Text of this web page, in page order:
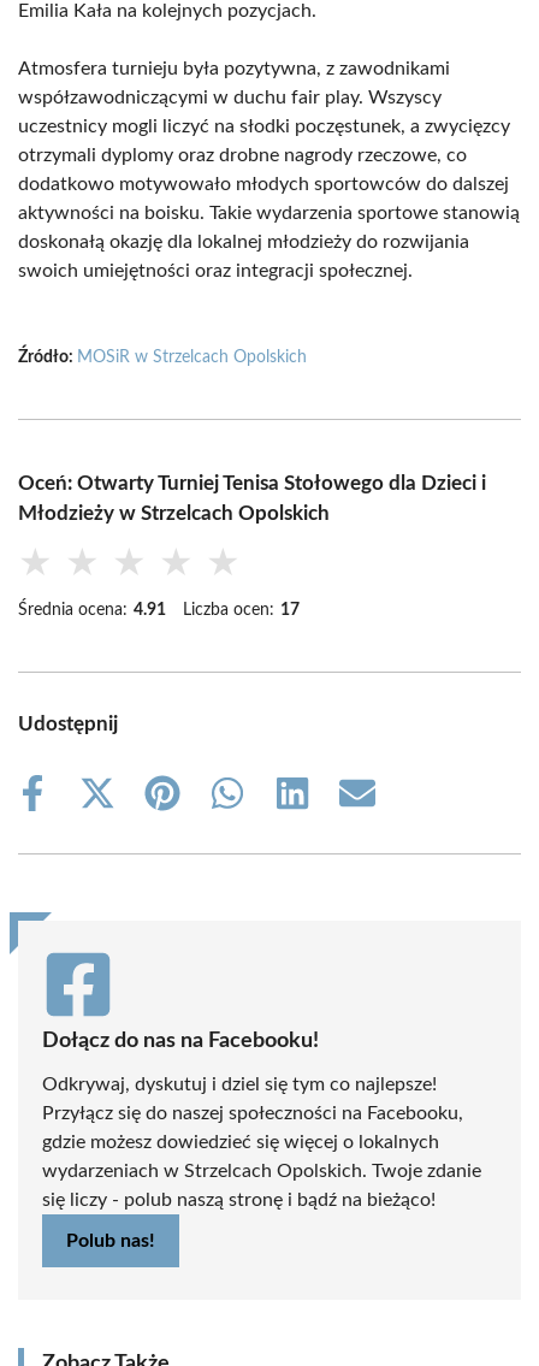
Emilia Kała na kolejnych pozycjach.
Atmosfera turnieju była pozytywna, z zawodnikami
współzawodniczącymi w duchu fair play. Wszyscy
uczestnicy mogli liczyć na słodki poczęstunek, a zwycięzcy
otrzymali dyplomy oraz drobne nagrody rzeczowe, co
dodatkowo motywowało młodych sportowców do dalszej
aktywności na boisku. Takie wydarzenia sportowe stanowią
doskonałą okazję dla lokalnej młodzieży do rozwijania
swoich umiejętności oraz integracji społecznej.
Źródło: MOSiR w Strzelcach Opolskich
Oceń: Otwarty Turniej Tenisa Stołowego dla Dzieci i
Młodzieży w Strzelcach Opolskich
★ ★ ★ ★ ★
Średnia ocena: 4.91 Liczba ocen: 17
Udostępnij
Share
Share
(Twitter)
Share
Share
Share
Share
Dołącz do nas na Facebooku!
Odkrywaj, dyskutuj i dziel się tym co najlepsze!
Przyłącz się do naszej społeczności na Facebooku,
gdzie możesz dowiedzieć się więcej o lokalnych
wydarzeniach w Strzelcach Opolskich. Twoje zdanie
się liczy - polub naszą stronę i bądź na bieżąco!
Polub nas!